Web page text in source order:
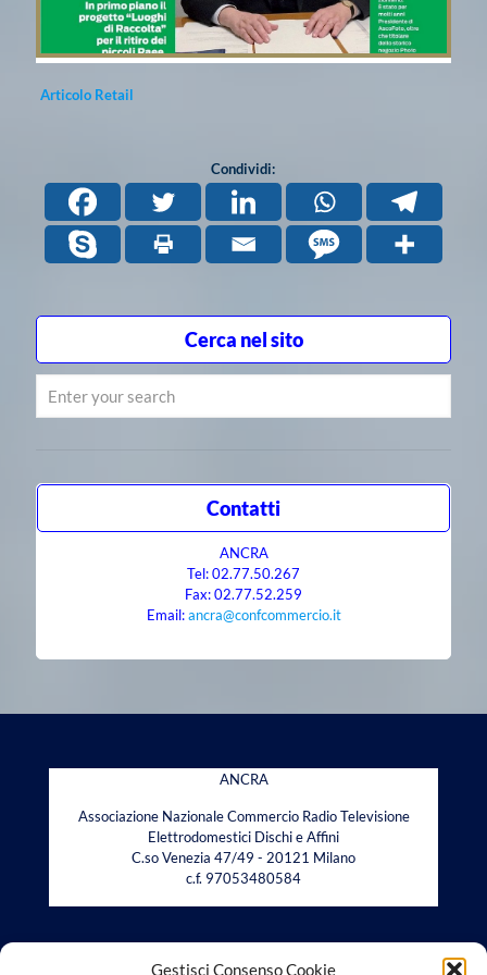
Gestisci Consenso Cookie
Articolo Retail
Condividi:
Cerca nel sito
Contatti
ANCRA
Tel: 02.77.50.267
Fax: 02.77.52.259
Email:ancra@confcommercio.it
ANCRA
Associazione Nazionale Commercio Radio Televisione
Elettrodomestici Dischi e Affini
C.so Venezia 47/49 - 20121 Milano
c.f. 97053480584